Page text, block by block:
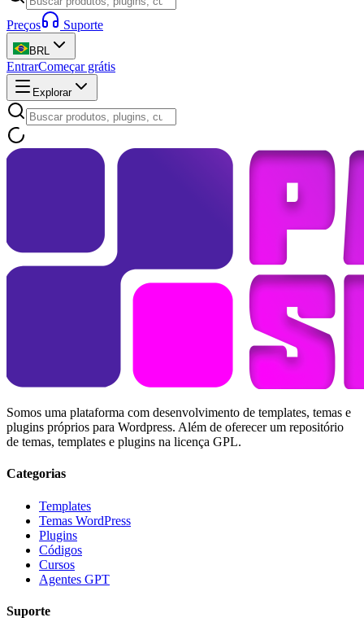
Preços Suporte
BRL
EntrarComeçar grátis
Explorar
Somos uma plataforma com desenvolvimento de templates, temas e
plugins próprios para Wordpress. Além de oferecer um repositório
de temas, templates e plugins na licença GPL.
Categorias
Templates
Temas WordPress
Plugins
Códigos
Cursos
Agentes GPT
Suporte